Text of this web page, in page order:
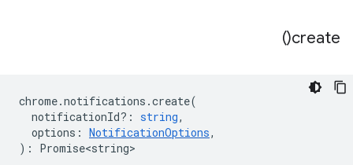
create(
)
chrome.notifications .create(
notificationId? : string,
options : NotificationOptions,
) : Promise<string>